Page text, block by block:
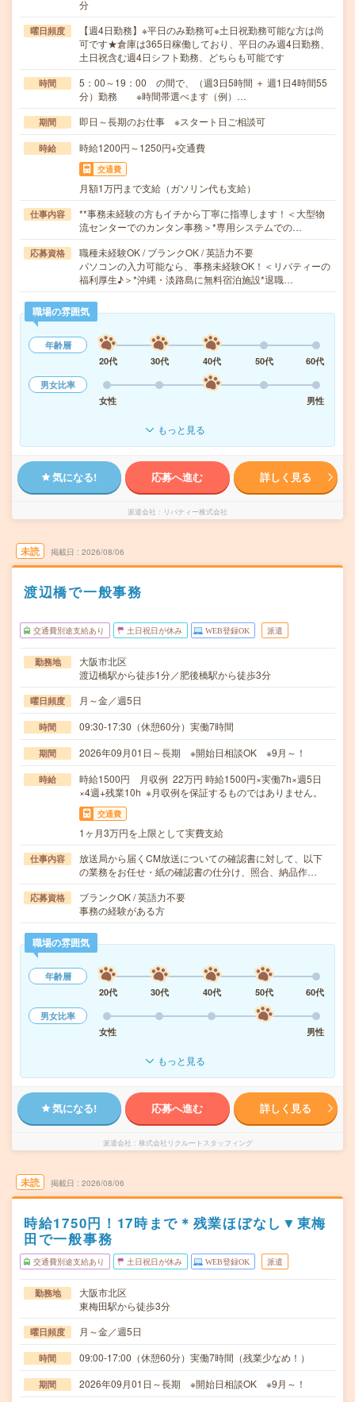
分
曜日頻度
【週4日勤務】※平日のみ勤務可※土日祝勤務可能な方は尚
可です★倉庫は365日稼働しており、平日のみ週4日勤務、
土日祝含む週4日シフト勤務、どちらも可能です
時間
5：00～19：00 の間で、（週3日5時間 ＋ 週1日4時間55
分）勤務 ※時間帯選べます（例）…
期間 即日～長期のお仕事 ※スタート日ご相談可
時給 時給1200円～1250円+交通費
交通費
月額1万円まで支給（ガソリン代も支給）
仕事内容
**事務未経験の方もイチから丁寧に指導します！＜大型物
流センターでのカンタン事務＞*専用システムでの…
応募資格
職種未経験OK / ブランクOK / 英語力不要
パソコンの入力可能なら、事務未経験OK！＜リバティーの
福利厚生♪＞*沖縄・淡路島に無料宿泊施設*退職…
職場の雰囲気
年齢層
20代
30代 40代 50代
60代
男女比率
女性
男性
もっと見る
気になる! 応募へ進む 詳しく見る
派遣会社 リバティー株式会社
未読 掲載日 2026/08/06
渡辺橋で一般事務
交通費別途支給あり 土日祝日が休み WEB登録OK 派遣
勤務地
大阪市北区
渡辺橋駅から徒歩1分／肥後橋駅から徒歩3分
曜日頻度 月～金／週5日
時間 09:30-17:30（休憩60分）実働7時間
期間 2026年09月01日～長期 ※開始日相談OK ※9月～！
時給
時給1500円 月収例 22万円 時給1500円×実働7h×週5日
×4週+残業10h ※月収例を保証するものではありません。
交通費
1ヶ月3万円を上限として実費支給
仕事内容
放送局から届くCM放送についての確認書に対して、以下
の業務をお任せ・紙の確認書の仕分け、照合、納品作…
応募資格
ブランクOK / 英語力不要
事務の経験がある方
職場の雰囲気
年齢層
20代
30代 40代 50代
60代
男女比率
女性
男性
もっと見る
気になる! 応募へ進む 詳しく見る
派遣会社 株式会社リクルートスタッフィング
未読 掲載日 2026/08/06
時給1750円！17時まで＊残業ほぼなし▼東梅
田で一般事務
交通費別途支給あり 土日祝日が休み WEB登録OK 派遣
勤務地
大阪市北区
東梅田駅から徒歩3分
曜日頻度 月～金／週5日
時間 09:00-17:00（休憩60分）実働7時間（残業少なめ！）
期間 2026年09月01日～長期 ※開始日相談OK ※9月～！